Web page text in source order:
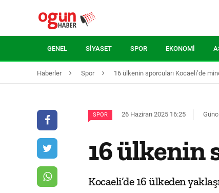
GENEL SIYASET SPOR EKONOMI
Haberler Spor 16 ülkenin sporcuları Kocaeli’de
SPOR 26 Haziran 2025 16:25
16 ülkenin
Kocaeli’de 16 ülkeden